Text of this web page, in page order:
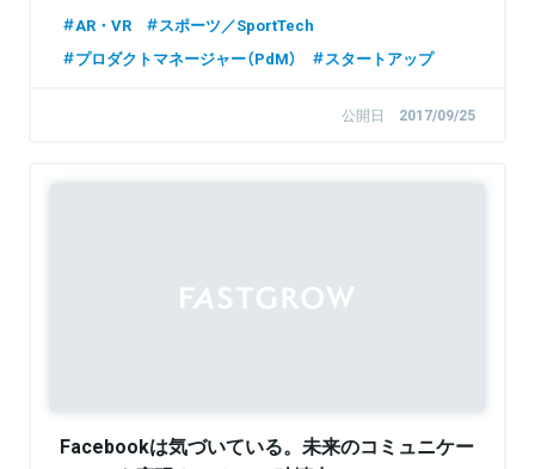
AR・VR
スポーツ／SportTech
プロダクトマネージャー（PdM）
スタートアップ
公開日 2017/09/25
Facebookは気づいている。未来のコミュニケー